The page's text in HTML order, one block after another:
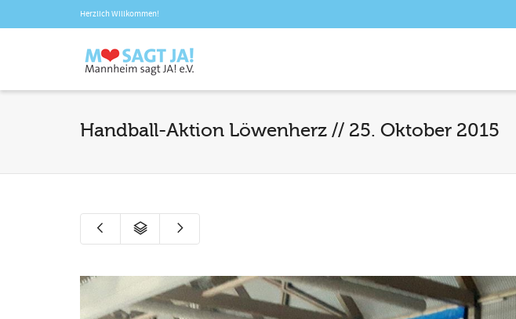
Herzlich Willkommen!
Handball-Aktion Löwenherz // 25. Oktober 2015